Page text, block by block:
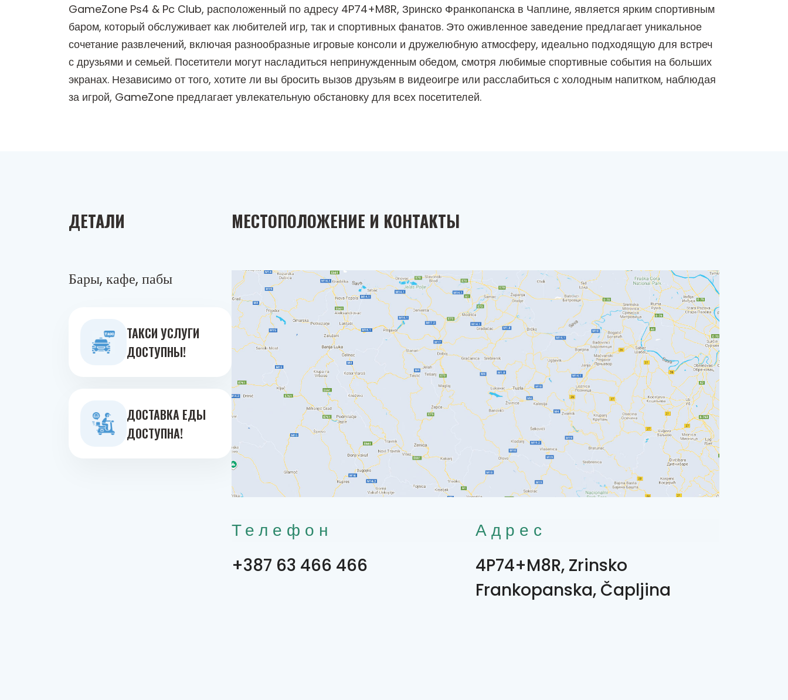
GameZone Ps4 & Pc Club, расположенный по адресу 4P74+M8R, Зринско Франкопанска в Чаплине, является ярким спортивным
баром, который обслуживает как любителей игр, так и спортивных фанатов. Это оживленное заведение предлагает уникальное
сочетание развлечений, включая разнообразные игровые консоли и дружелюбную атмосферу, идеально подходящую для встреч
с друзьями и семьей. Посетители могут насладиться непринужденным обедом, смотря любимые спортивные события на больших
экранах. Независимо от того, хотите ли вы бросить вызов друзьям в видеоигре или расслабиться с холодным напитком, наблюдая
за игрой, GameZone предлагает увлекательную обстановку для всех посетителей.
ДЕТАЛИ
Бары, кафе, пабы
ТАКСИ УСЛУГИ
ДОСТУПНЫ!
ДОСТАВКА ЕДЫ
ДОСТУПНА!
МЕСТОПОЛОЖЕНИЕ И КОНТАКТЫ
Телефон
+387 63 466 466
Адрес
4P74+M8R, Zrinsko
Frankopanska, Čapljina